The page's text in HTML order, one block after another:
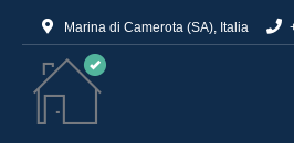
Marina di Camerota (SA), Italia